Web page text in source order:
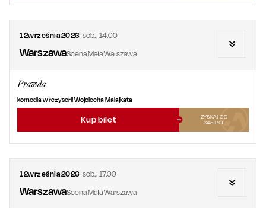
12września2026 sob., 14.00
WarszawaScena Mała Warszawa
Prawda
komedia w reżyserii Wojciecha Malajkata
Kup bilet
ZYSKAJ OD
345 PKT
12września2026 sob., 17.00
WarszawaScena Mała Warszawa